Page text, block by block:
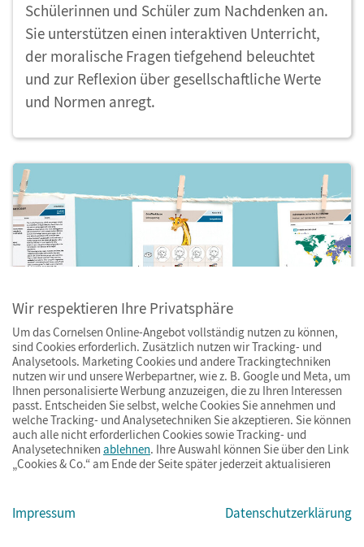
Schülerinnen und Schüler zum Nachdenken an.
Sie unterstützen einen interaktiven Unterricht,
der moralische Fragen tiefgehend beleuchtet
und zur Reflexion über gesellschaftliche Werte
und Normen anregt.
Arbeitsblätter für Musik
Musik ist so viel mehr als Notenlehre – und mit
den Cornelsen-Arbeitsblättern für Musik
vermitteln Sie Lernenden von Klasse 1 bis zum
digitale Materialien und Musik-CDs für mehr
Wir respektieren Ihre Privatsphäre
Um das Cornelsen Online-Angebot vollständig nutzen zu können,
sind Cookies erforderlich. Zusätzlich nutzen wir Tracking- und
Analysetools. Marketing Cookies und andere Trackingtechniken
nutzen wir und unsere Werbepartner, wie z. B. Google und Meta, um
Ihnen personalisierte Werbung anzuzeigen, die zu Ihren Interessen
passt. Entscheiden Sie selbst, welche Cookies Sie annehmen und
welche Tracking- und Analysetechniken Sie akzeptieren. Sie können
auch alle nicht erforderlichen Cookies sowie Tracking- und
Analysetechniken ablehnen. Ihre Auswahl können Sie über den Link
„Cookies & Co.“ am Ende der Seite später jederzeit aktualisieren
Impressum Datenschutzerklärung